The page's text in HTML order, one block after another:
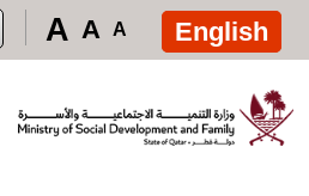
الرئيسي
English
A
A
A